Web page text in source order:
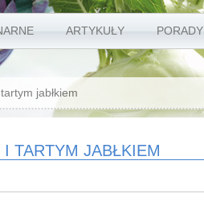
ARTYKUŁY PORADY
jabłkiem
TARTYM JABŁKIEM